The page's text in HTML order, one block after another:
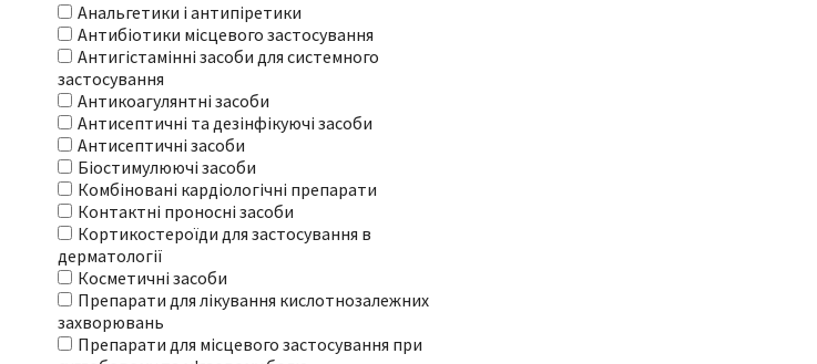
Анальгетики і антипіретики
Антибіотики місцевого застосування
Антигістамінні засоби для системного
застосування
Антикоагулянтні засоби
Антисептичні та дезінфікуючі засоби
Антисептичні засоби
Біостимулюючі засоби
Комбіновані кардіологічні препарати
Контактні проносні засоби
Кортикостероїди для застосування в
дерматології
Косметичні засоби
Препарати для лікування кислотнозалежних
захворювань
Препарати для місцевого застосування при